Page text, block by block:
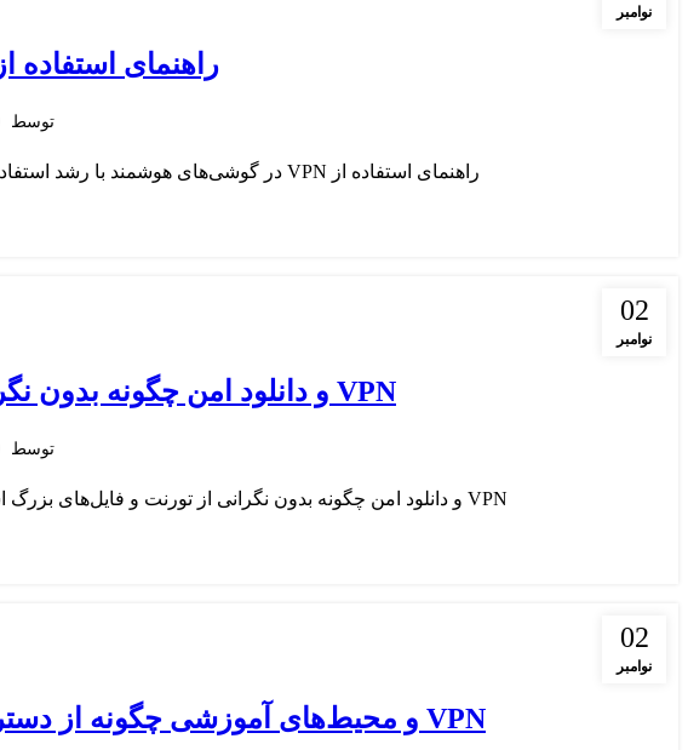
نوامبر
راهنمای استفاده از VPN در گوشی‌های هوشمند
توسط
راهنمای استفاده از VPN در گوشی‌های هوشمند با رشد استفاده از گوشی‌های هوشمند برای فعالیت‌های روزمره مثل خرید آنلاین و تراکنش‌...
02
نوامبر
VPN و دانلود امن چگونه بدون نگرانی از تورنت و فایل‌های بزرگ استفاده کنیم
توسط
VPN و دانلود امن چگونه بدون نگرانی از تورنت و فایل‌های بزرگ استفاده کنیم در دنیای امروز، اینترنت ابزار قدرتمندی برای دسترسی به اطلاعات...
02
نوامبر
VPN و محیط‌های آموزشی چگونه از دسترسی دانشجویان به منابع جهانی اطمینان حاصل کنیم